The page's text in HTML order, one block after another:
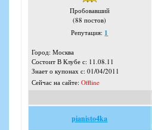
Пробовавший
(88 постов)
Репутация: 1
Город: Москва
Состоит В Клубе с: 11.08.11
Знает о купонах с: 01/04/2011
Сейчас на сайте: Offline
pianisto4ka